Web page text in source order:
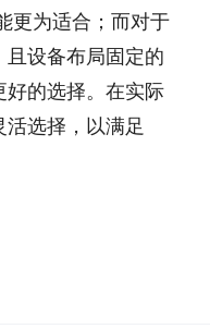
更为适合；而对于
设备布局固定的
的选择。在实际
选择，以满足